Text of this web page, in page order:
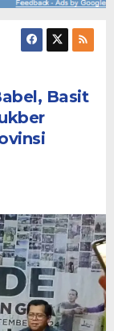
Basit